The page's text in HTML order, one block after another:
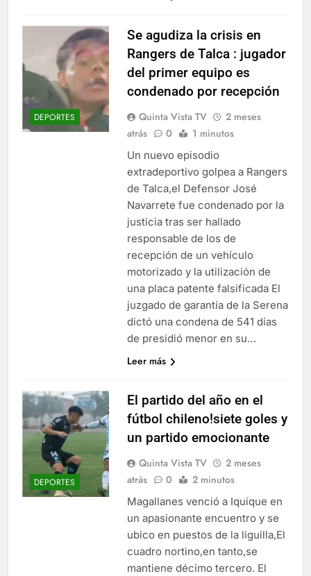
DEPORTES
Se agudiza la crisis en
Rangers de Talca : jugador
del primer equipo es
condenado por recepción
Quinta Vista TV
2 meses
atrás
0 1 minutos
Un nuevo episodio
extradeportivo golpea a Rangers
de Talca,el Defensor José
Navarrete fue condenado por la
justicia tras ser hallado
responsable de los de
recepción de un vehículo
motorizado y la utilización de
una placa patente falsificada El
juzgado de garantía de la Serena
dictó una condena de 541 días
de presidió menor en su…
Leer más
DEPORTES
El partido del año en el
fútbol chileno!siete goles y
un partido emocionante
Quinta Vista TV
2 meses
atrás
0 2 minutos
Magallanes venció a Iquique en
un apasionante encuentro y se
ubico en puestos de la liguilla,El
cuadro nortino,en tanto,se
mantiene décimo tercero. El